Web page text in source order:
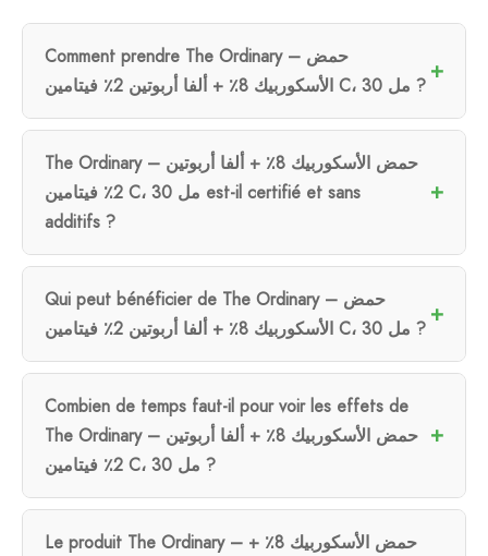
Comment prendre The Ordinary – حمض
الأسكوربيك 8٪ + ألفا أربوتين 2٪ فيتامين C، 30 مل ?
The Ordinary – حمض الأسكوربيك 8٪ + ألفا أربوتين
2٪ فيتامين C، 30 مل est-il certifié et sans
additifs ?
Qui peut bénéficier de The Ordinary – حمض
الأسكوربيك 8٪ + ألفا أربوتين 2٪ فيتامين C، 30 مل ?
Combien de temps faut-il pour voir les effets de
The Ordinary – حمض الأسكوربيك 8٪ + ألفا أربوتين
2٪ فيتامين C، 30 مل ?
Le produit The Ordinary – حمض الأسكوربيك 8٪ +